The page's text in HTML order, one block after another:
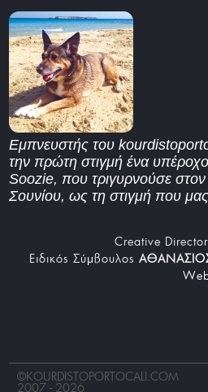
Εμπνευστής του
την πρώτη στιγμή ένα
Soozie, που τριγυρνούσε
Σουνίου, ως τη στιγμή που
Creative Director
Ειδικός Σύμβουλος
©KOURDISTOPORTOCALI.COM
2007 - 2026